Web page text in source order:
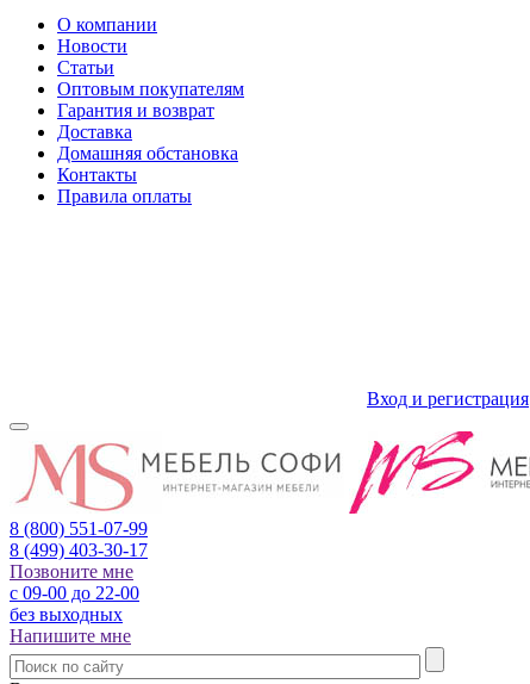
О компании
Новости
Статьи
Оптовым покупателям
Гарантия и возврат
Доставка
Домашняя обстановка
Контакты
Правила оплаты
Вход и регистрация
8 (800) 551-07-99
8 (499) 403-30-17
Позвоните мне
с 09-00 до 22-00
без выходных
Напишите мне